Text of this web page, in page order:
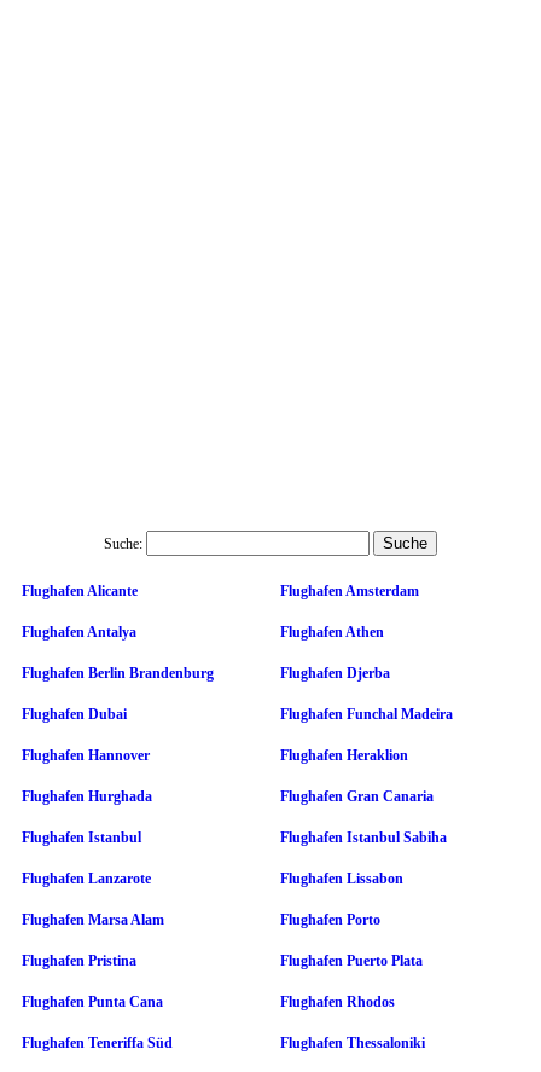
Suche:
Flughafen Alicante Flughafen Amsterdam
Flughafen Antalya Flughafen Athen
Flughafen Berlin Brandenburg Flughafen Djerba
Flughafen Dubai Flughafen Funchal Madeira
Flughafen Hannover Flughafen Heraklion
Flughafen Hurghada Flughafen Gran Canaria
Flughafen Istanbul Flughafen Istanbul Sabiha
Flughafen Lanzarote Flughafen Lissabon
Flughafen Marsa Alam Flughafen Porto
Flughafen Pristina Flughafen Puerto Plata
Flughafen Punta Cana Flughafen Rhodos
Flughafen Teneriffa Süd Flughafen Thessaloniki